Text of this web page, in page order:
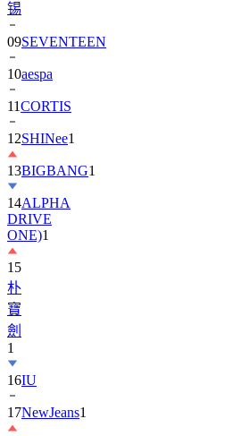
锡
09SEVENTEEN
10aespa
11CORTIS
12SHINee1
13BIGBANG1
14ALPHA
DRIVE
ONE)1
15
朴
寶
劍
1
16IU
17NewJeans1